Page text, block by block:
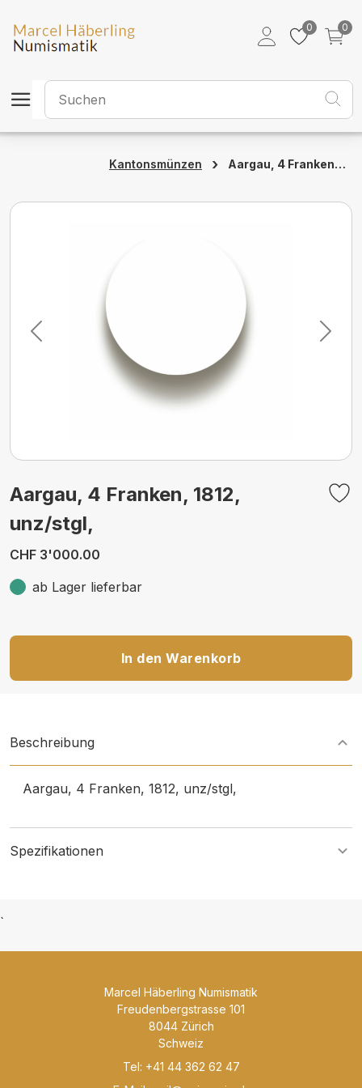
0
0
Kantonsmünzen › Aargau, 4 Franken, 1812, unz/stgl,
Previous Next
Aargau, 4 Franken, 1812,
unz/stgl,
CHF 3'000.00
ab Lager lieferbar
In den Warenkorb
Beschreibung
Aargau, 4 Franken, 1812, unz/stgl,
Spezifikationen
`
Marcel Häberling Numismatik
Freudenbergstrasse 101
8044 Zürich
Schweiz
Tel: +41 44 362 62 47